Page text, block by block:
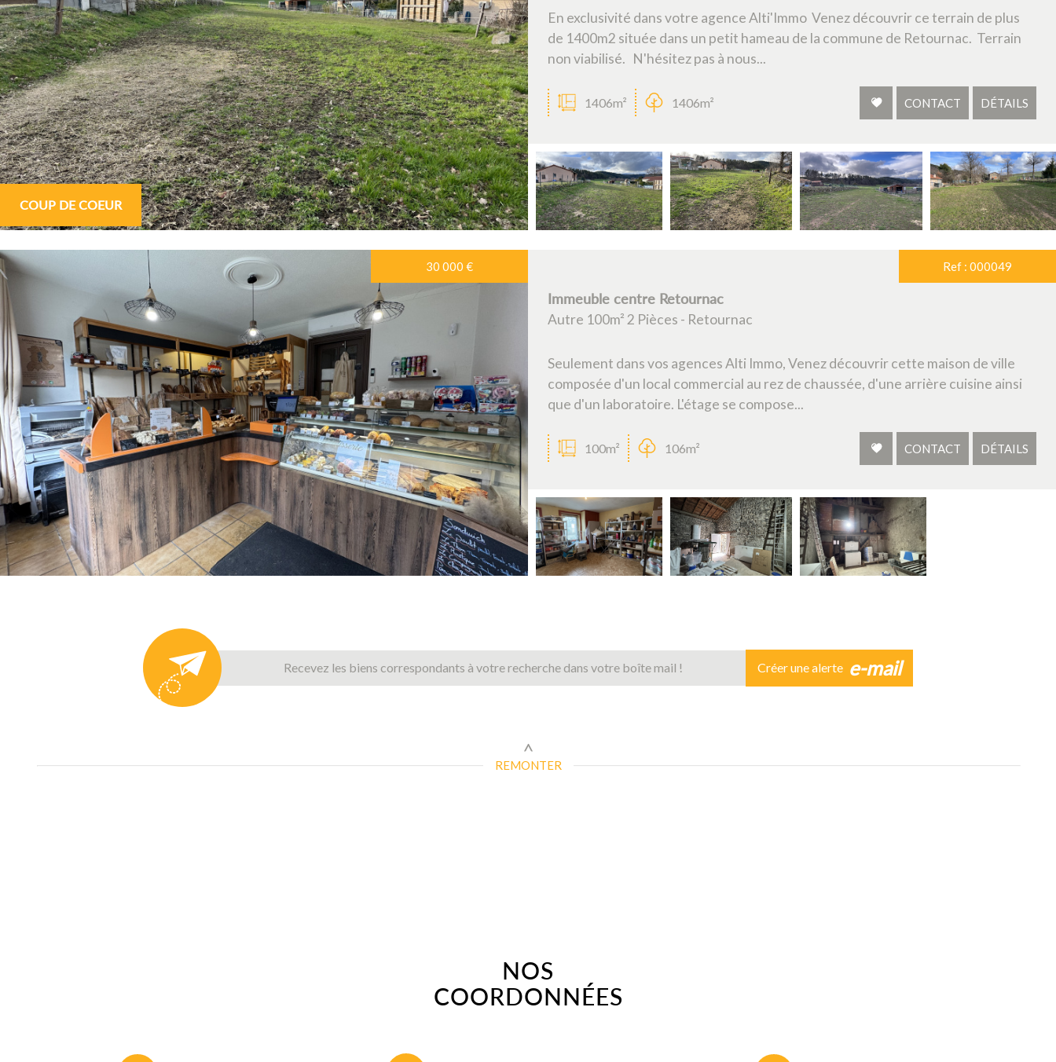
COUP DE COEUR
En exclusivité dans votre agence Alti'Immo Venez découvrir ce terrain de plus
de 1400m2 située dans un petit hameau de la commune de Retournac. Terrain
non viabilisé. N'hésitez pas à nous...
1406m² 1406m² CONTACT DÉTAILS
30 000 € Ref : 000049
Immeuble centre Retournac
Autre 100m² 2 Pièces - Retournac
Seulement dans vos agences Alti Immo, Venez découvrir cette maison de ville
composée d'un local commercial au rez de chaussée, d'une arrière cuisine ainsi
que d'un laboratoire. L'étage se compose...
100m² 106m² CONTACT DÉTAILS
Recevez les biens correspondants à votre recherche dans votre boîte mail ! Créer une alerte e-mail
REMONTER
NOS
COORDONNÉES